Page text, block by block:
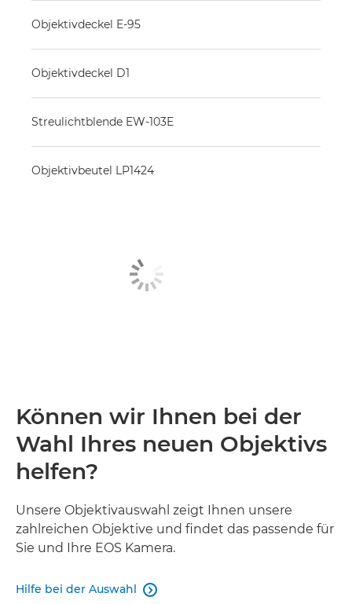
Objektivdeckel E-95
Objektivdeckel D1
Streulichtblende EW-103E
Objektivbeutel LP1424
Können wir Ihnen bei der
Wahl Ihres neuen Objektivs
helfen?
Unsere Objektivauswahl zeigt Ihnen unsere
zahlreichen Objektive und findet das passende für
Sie und Ihre EOS Kamera.
Hilfe bei der Auswahl 